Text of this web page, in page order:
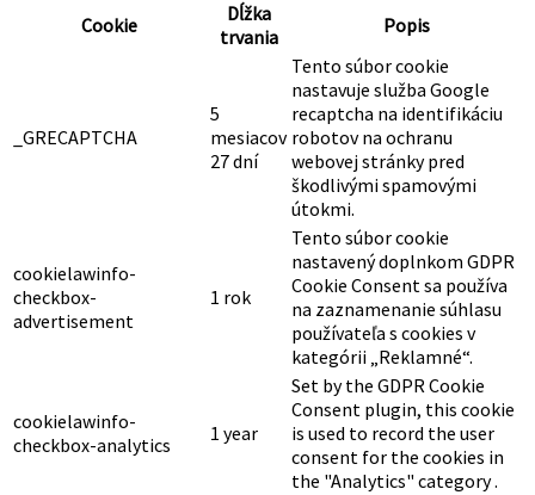
Cookie
Dĺžka
trvania
Popis
_GRECAPTCHA
5
mesiacov
27 dní
Tento súbor cookie
nastavuje služba Google
recaptcha na identifikáciu
robotov na ochranu
webovej stránky pred
škodlivými spamovými
útokmi.
cookielawinfo-
checkbox-
advertisement
1 rok
Tento súbor cookie
nastavený doplnkom GDPR
Cookie Consent sa používa
na zaznamenanie súhlasu
používateľa s cookies v
kategórii „Reklamné“.
cookielawinfo-
checkbox-analytics
1 year
Set by the GDPR Cookie
Consent plugin, this cookie
is used to record the user
consent for the cookies in
the "Analytics" category .